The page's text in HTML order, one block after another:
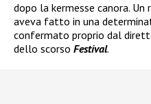
dopo la kermesse canora. Un
aveva fatto in una
confermato proprio dal
dello scorso Festival.